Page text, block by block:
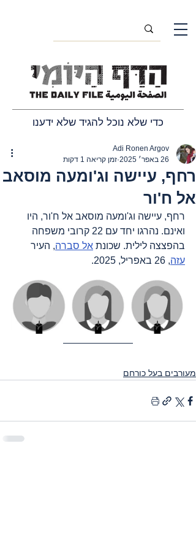
כדי שלא נוכל להגיד שלא ידענו
רחף, עיישה וג'ומעה מוסאב
אל ח'ור
Adi Ronen Argov
26 באפר׳ 2025
זמן קריאה 1 דקות
רחף, עיישה וג'ומעה מוסאב אל ח'ור, היו
ואינם. נהרגו יחד עם 22 קרובי משפחה
בהפצצה לילית. שכונת אל סברה, העיר
עזה, 26 באפריל, 2025.
מעורבים בעל כורחם